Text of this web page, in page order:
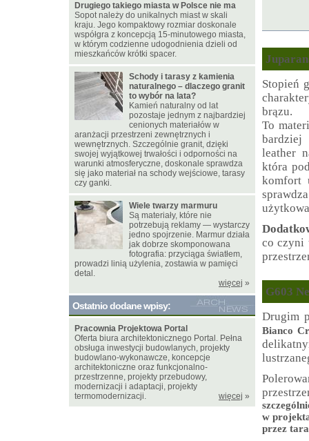
Stopień
brązu.
To
bardziej
leather
która
komfort
co czyni
G603
Drugim
Bianco
w
przez
Drugiego takiego miasta w Polsce nie ma
Sopot należy do unikalnych miast w skali
kraju. Jego kompaktowy rozmiar doskonale
współgra z koncepcją 15-minutowego miasta,
w którym codzienne udogodnienia dzieli od
mieszkańców krótki spacer.
Schody i tarasy z kamienia
naturalnego – dlaczego granit
to wybór na lata?
Kamień naturalny od lat
pozostaje jednym z najbardziej
cenionych materiałów w
aranżacji przestrzeni zewnętrznych i
wewnętrznych. Szczególnie granit, dzięki
swojej wyjątkowej trwałości i odporności na
warunki atmosferyczne, doskonale sprawdza
się jako materiał na schody wejściowe, tarasy
czy ganki.
Wiele twarzy marmuru
Są materiały, które nie
potrzebują reklamy — wystarczy
jedno spojrzenie. Marmur działa
jak dobrze skomponowana
fotografia: przyciąga światłem,
prowadzi linią użylenia, zostawia w pamięci
detal.
więcej »
Ostatnio dodane wpisy:
Pracownia Projektowa Portal
Oferta biura architektonicznego Portal. Pełna
obsługa inwestycji budowlanych, projekty
budowlano-wykonawcze, koncepcje
architektoniczne oraz funkcjonalno-
przestrzenne, projekty przebudowy,
modernizacji i adaptacji, projekty
termomodernizacji.
więcej »